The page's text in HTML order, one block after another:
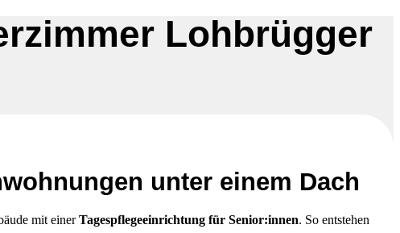
Lohbrügger
unter einem Dach
mit einerTagespflegeeinrichtung für Senior:innen. So entstehen